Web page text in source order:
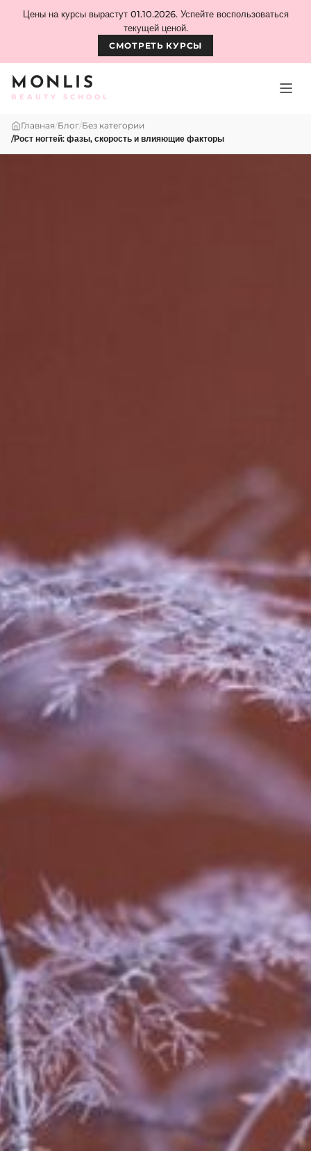
Skip to content
MONLIS
BEAUTY SCHOOL
Цены на курсы вырастут 01.10.2026. Успейте воспользоваться
текущей ценой.
СМОТРЕТЬ КУРСЫ
Главная/Блог/Без категории
/Рост ногтей: фазы, скорость и влияющие факторы